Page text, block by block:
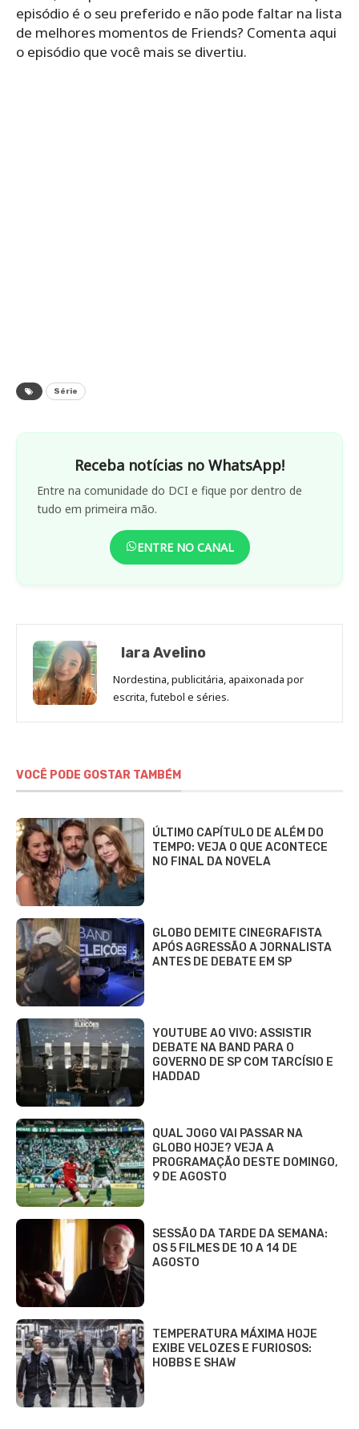
episódio é o seu preferido e não pode faltar na lista
de melhores momentos de Friends? Comenta aqui
o episódio que você mais se divertiu.
Série
Receba notícias no WhatsApp!
Entre na comunidade do DCI e fique por dentro de
tudo em primeira mão.
ENTRE NO CANAL
Iara Avelino
Nordestina, publicitária, apaixonada por
escrita, futebol e séries.
VOCÊ PODE GOSTAR TAMBÉM
ÚLTIMO CAPÍTULO DE ALÉM DO
TEMPO: VEJA O QUE ACONTECE
NO FINAL DA NOVELA
GLOBO DEMITE CINEGRAFISTA
APÓS AGRESSÃO A JORNALISTA
ANTES DE DEBATE EM SP
YOUTUBE AO VIVO: ASSISTIR
DEBATE NA BAND PARA O
GOVERNO DE SP COM TARCÍSIO E
HADDAD
QUAL JOGO VAI PASSAR NA
GLOBO HOJE? VEJA A
PROGRAMAÇÃO DESTE DOMINGO,
9 DE AGOSTO
SESSÃO DA TARDE DA SEMANA:
OS 5 FILMES DE 10 A 14 DE
AGOSTO
TEMPERATURA MÁXIMA HOJE
EXIBE VELOZES E FURIOSOS:
HOBBS E SHAW